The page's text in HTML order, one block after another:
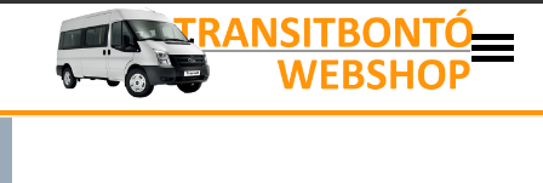
Ford Transit bontott és új alkatrészek
Eladó autóink Kapcsolat Partnerek
Adatvédelem